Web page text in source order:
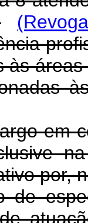
às
em
por,
de